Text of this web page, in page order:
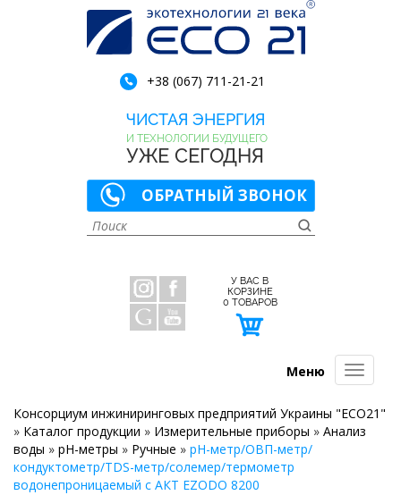
+38 (067) 711-21-21
ЧИСТАЯ ЭНЕРГИЯ
И ТЕХНОЛОГИИ БУДУЩЕГО
УЖЕ СЕГОДНЯ
ОБРАТНЫЙ ЗВОНОК
У ВАС В
КОРЗИНЕ
0 ТОВАРОВ
Меню
Консорциум инжиниринговых предприятий Украины "ECO21"
» Каталог продукции » Измерительные приборы » Анализ
воды » pH-метры » Ручные » pH-метр/ОВП-метр/
кондуктометр/TDS-метр/солемер/термометр
водонепроницаемый с АКТ EZODO 8200